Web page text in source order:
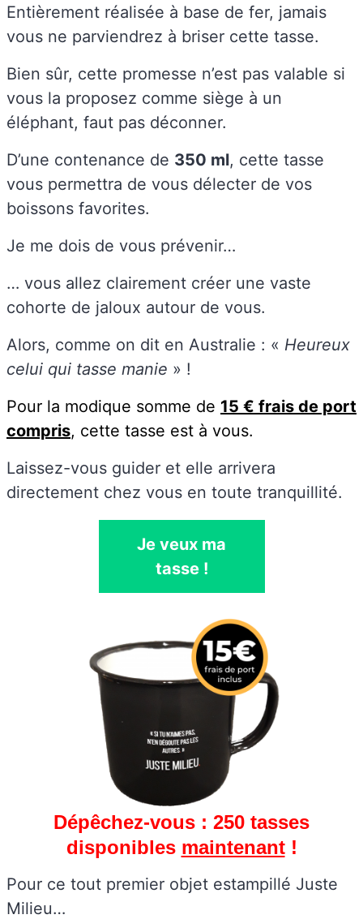
Entièrement réalisée à base de fer, jamais
vous ne parviendrez à briser cette tasse.
Bien sûr, cette promesse n’est pas valable si
vous la proposez comme siège à un
éléphant, faut pas déconner.
D’une contenance de 350 ml, cette tasse
vous permettra de vous délecter de vos
boissons favorites.
Je me dois de vous prévenir…
… vous allez clairement créer une vaste
cohorte de jaloux autour de vous.
Alors, comme on dit en Australie : « Heureux
celui qui tasse manie » !
Pour la modique somme de 15 € frais de port
compris, cette tasse est à vous.
Laissez-vous guider et elle arrivera
directement chez vous en toute tranquillité.
Je veux ma
tasse !
Dépêchez-vous : 250 tasses
disponibles maintenant!
Pour ce tout premier objet estampillé Juste
Milieu…